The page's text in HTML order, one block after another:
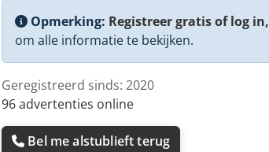
Opmerking: Registreer gratis of log in,
om alle informatie te bekijken.
Geregistreerd sinds: 2020
96 advertenties online
Bel me alstublieft terug